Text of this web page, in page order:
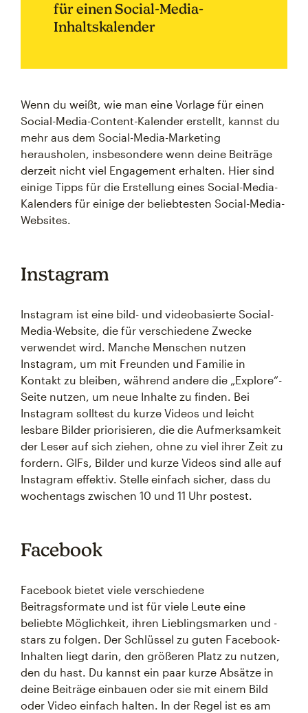
für einen Social-Media-
Inhaltskalender
Wenn du weißt, wie man eine Vorlage für einen
Social-Media-Content-Kalender erstellt, kannst du
mehr aus dem Social-Media-Marketing
herausholen, insbesondere wenn deine Beiträge
derzeit nicht viel Engagement erhalten. Hier sind
einige Tipps für die Erstellung eines Social-Media-
Kalenders für einige der beliebtesten Social-Media-
Websites.
Instagram
Instagram ist eine bild- und videobasierte Social-
Media-Website, die für verschiedene Zwecke
verwendet wird. Manche Menschen nutzen
Instagram, um mit Freunden und Familie in
Kontakt zu bleiben, während andere die „Explore“-
Seite nutzen, um neue Inhalte zu finden. Bei
Instagram solltest du kurze Videos und leicht
lesbare Bilder priorisieren, die die Aufmerksamkeit
der Leser auf sich ziehen, ohne zu viel ihrer Zeit zu
fordern. GIFs, Bilder und kurze Videos sind alle auf
Instagram effektiv. Stelle einfach sicher, dass du
wochentags zwischen 10 und 11 Uhr postest.
Facebook
Facebook bietet viele verschiedene
Beitragsformate und ist für viele Leute eine
beliebte Möglichkeit, ihren Lieblingsmarken und -
stars zu folgen. Der Schlüssel zu guten Facebook-
Inhalten liegt darin, den größeren Platz zu nutzen,
den du hast. Du kannst ein paar kurze Absätze in
deine Beiträge einbauen oder sie mit einem Bild
oder Video einfach halten. In der Regel ist es am